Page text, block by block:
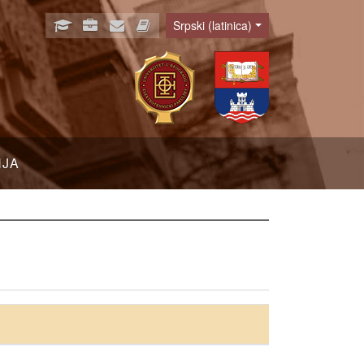
Language
Srpski (latinica)